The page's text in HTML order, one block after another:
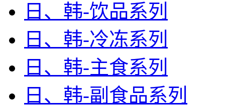
日、韩-饮品系列
日、韩-冷冻系列
日、韩-主食系列
日、韩-副食品系列